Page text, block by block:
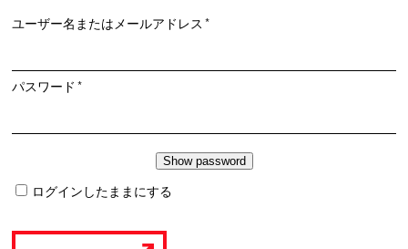
ユーザー名またはメールアドレス*必
パスワード*必
ログインしたままにする